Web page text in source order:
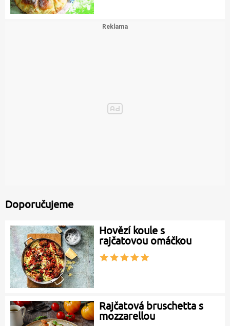
Doporučujeme
Hovězí koule s
rajčatovou omáčkou
Rajčatová bruschetta s
mozzarellou